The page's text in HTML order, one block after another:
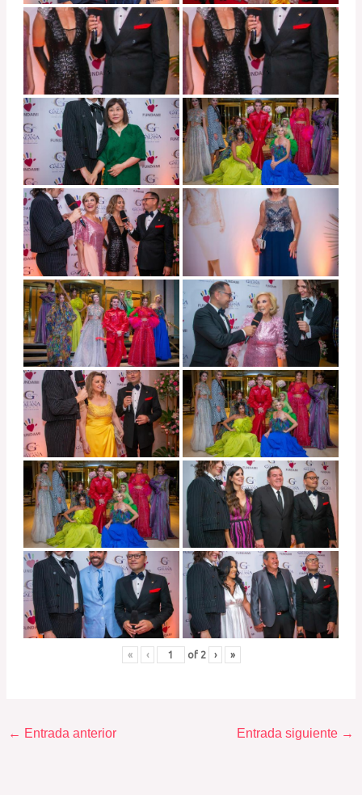
« ‹ of 2 › »
← Entrada anterior Entrada siguiente →